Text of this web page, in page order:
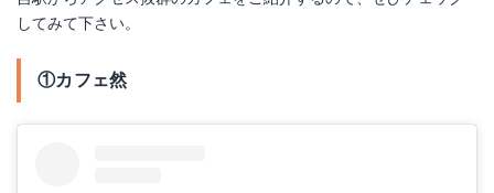
してみて下さい。
①カフェ然